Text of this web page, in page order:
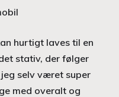
hurtigt laves til en
stativ, der følger
selv været super
med overalt og